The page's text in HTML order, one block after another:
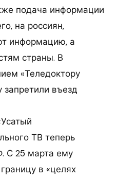
подача информации
на россиян,
информацию, а
страны. В
«Теледоктору
въезд
ТВ теперь
С 25 марта ему
в «целях